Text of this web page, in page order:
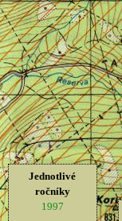
Jednotlivé
ročníky
1997